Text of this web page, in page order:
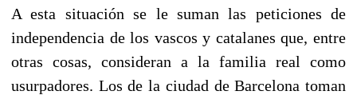
A esta situación se le suman las peticiones de
independencia de los vascos y catalanes que, entre
otras cosas, consideran a la familia real como
usurpadores. Los de la ciudad de Barcelona toman